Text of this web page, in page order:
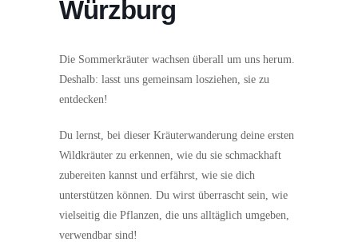
Würzburg
Die Sommerkräuter wachsen überall um uns herum.
Deshalb: lasst uns gemeinsam losziehen, sie zu
entdecken!
Du lernst, bei dieser Kräuterwanderung deine ersten
Wildkräuter zu erkennen, wie du sie schmackhaft
zubereiten kannst und erfährst, wie sie dich
unterstützen können. Du wirst überrascht sein, wie
vielseitig die Pflanzen, die uns alltäglich umgeben,
verwendbar sind!